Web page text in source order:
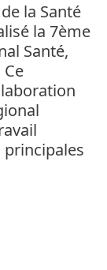
la Santé
la 7ème
Santé,
principales